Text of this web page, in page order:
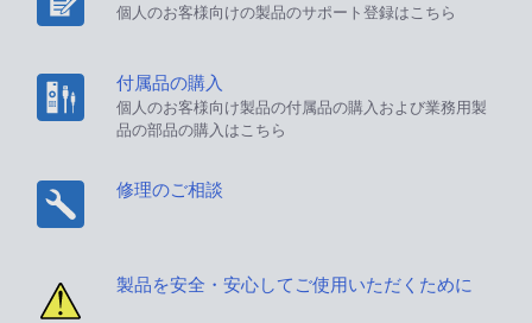
個人のお客様向けの製品のサポート登録はこちら
付属品の購入
個人のお客様向け製品の付属品の購入および業務用製
品の部品の購入はこちら
修理のご相談
製品を安全・安心してご使用いただくために